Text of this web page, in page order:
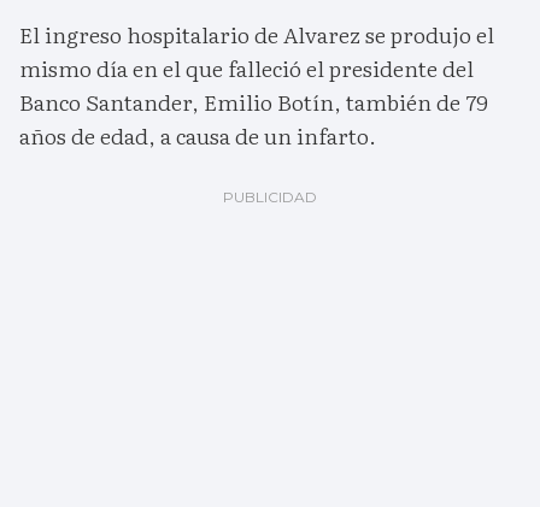
El ingreso hospitalario de Alvarez se produjo el
mismo día en el que falleció el presidente del
Banco Santander, Emilio Botín, también de 79
años de edad, a causa de un infarto.